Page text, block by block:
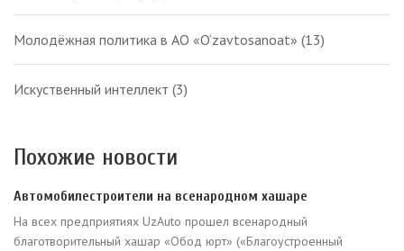
Молодёжная политика в АО «O‘zavtosanoat» (13)
Искуственный интеллект (3)
Похожие новости
Автомобилестроители на всенародном хашаре
На всех предприятиях UzAuto прошел всенародный
благотворительный хашар «Обод юрт» («Благоустроенный